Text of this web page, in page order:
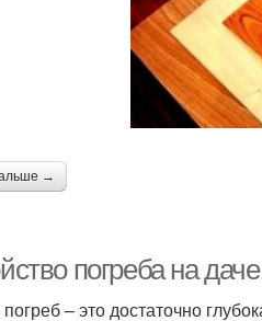
→
погреба на
– это достаточно